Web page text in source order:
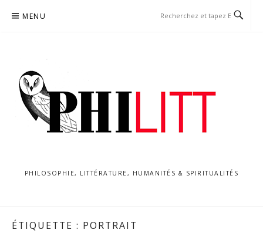
MENU
PHILOSOPHIE, LITTÉRATURE, HUMANITÉS & SPIRITUALITÉS
ÉTIQUETTE : PORTRAIT